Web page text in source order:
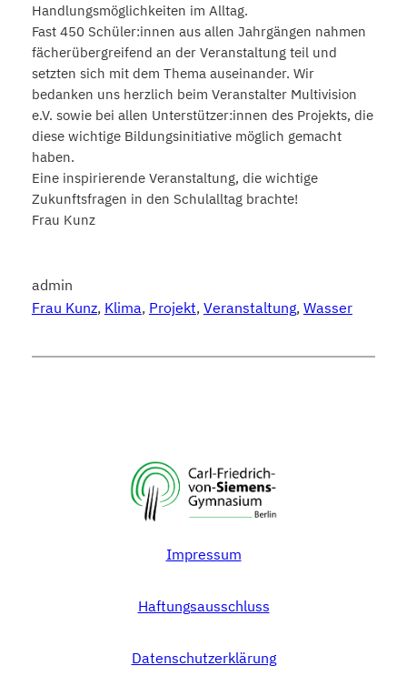
Handlungsmöglichkeiten im Alltag.
Fast 450 Schüler:innen aus allen Jahrgängen nahmen
fächerübergreifend an der Veranstaltung teil und
setzten sich mit dem Thema auseinander. Wir
bedanken uns herzlich beim Veranstalter Multivision
e.V. sowie bei allen Unterstützer:innen des Projekts, die
diese wichtige Bildungsinitiative möglich gemacht
haben.
Eine inspirierende Veranstaltung, die wichtige
Zukunftsfragen in den Schulalltag brachte!
Frau Kunz
admin
Frau Kunz, Klima, Projekt, Veranstaltung, Wasser
Impressum
Haftungsausschluss
Datenschutzerklärung